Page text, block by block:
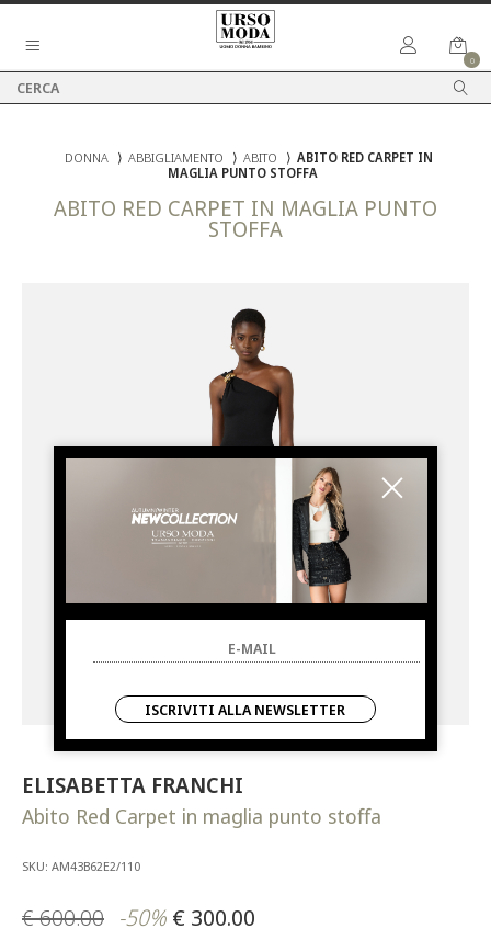
0
DONNA ⟩ ABBIGLIAMENTO ⟩ ABITO ⟩ ABITO RED CARPET IN
MAGLIA PUNTO STOFFA
ABITO RED CARPET IN MAGLIA PUNTO
STOFFA
ELISABETTA FRANCHI
Abito Red Carpet in maglia punto stoffa
SKU: AM43B62E2/110
€ 600.00 -50% € 300.00
ISCRIVITI ALLA NEWSLETTER